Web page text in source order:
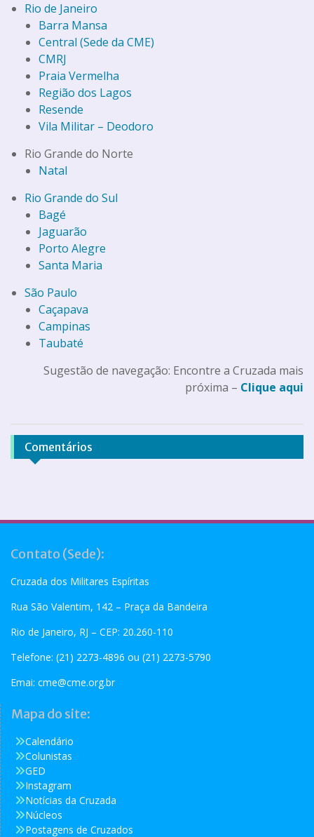
Rio de Janeiro
Barra Mansa
Central (Sede da CME)
CMRJ
Praia Vermelha
Região dos Lagos
Resende
Vila Militar – Deodoro
Rio Grande do Norte
Natal
Rio Grande do Sul
Bagé
Jaguarão
Porto Alegre
Santa Maria
São Paulo
Caçapava
Campinas
Taubaté
Sugestão de navegação: Encontre a Cruzada mais
próxima – Clique aqui
Comentários
Contato (Sede):
Cruzada dos Militares Espíritas
Rua São Valentim, 142 – Praça da Bandeira
Rio de Janeiro, RJ – CEP: 20.260-110
Telefone: (21) 2273-4896 ou (21) 2273-5790
Emai: cme@cme.org.br
Mapa do site:
Calendário
Colunistas
GED
Instagram
Notícias da Cruzada
Núcleos
Postagens de Cruzados